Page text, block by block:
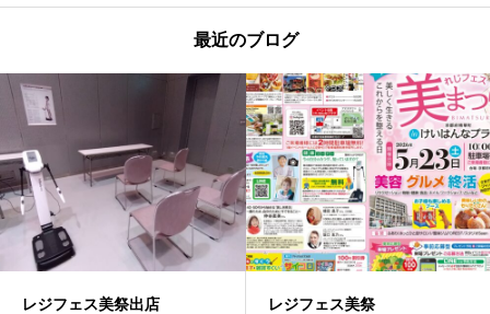
最近のブログ
レジフェス美祭出店 レジフェス美祭